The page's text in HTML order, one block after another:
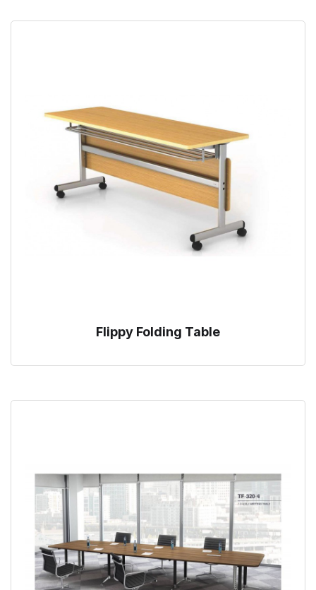
Flippy Folding Table